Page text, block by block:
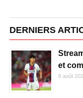
DERNIERS
et
8 août